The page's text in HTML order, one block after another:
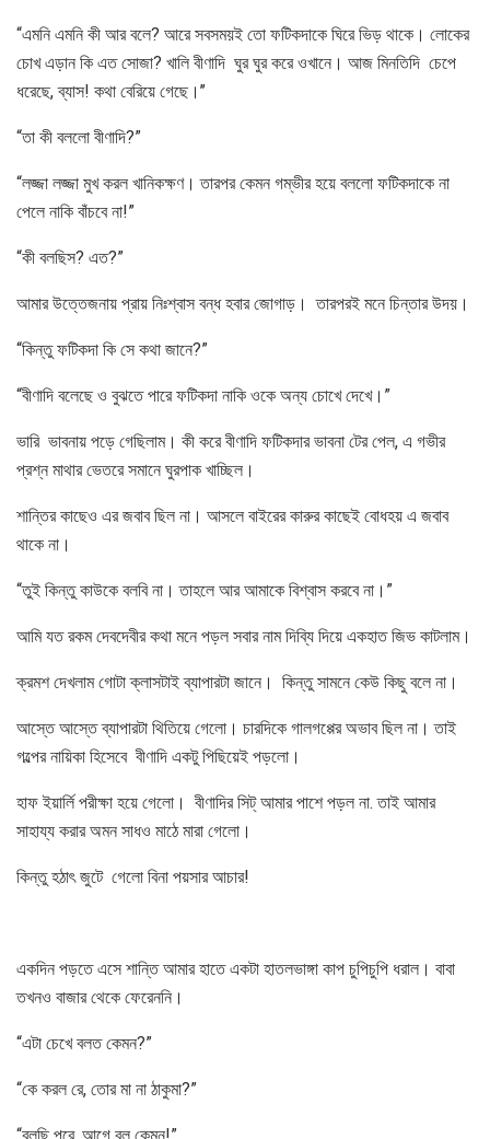
“এমনি এমনি কী আর বলে? আরে সবসময়ই তো ফটিকদাকে ঘিরে ভিড় থাকে। লোকের
চোখ এড়ান কি এত সোজা? খালি বীণাদি ঘুর ঘুর করে ওখানে। আজ মিনতিদি চেপে
ধরেছে, ব্যাস! কথা বেরিয়ে গেছে।’’
“তা কী বললো বীণাদি?”
“লজ্জা লজ্জা মুখ করল খানিকক্ষণ। তারপর কেমন গম্ভীর হয়ে বললো ফটিকদাকে না
পেলে নাকি বাঁচবে না!”
“কী বলছিস? এত?”
আমার উত্তেজনায় প্রায় নিঃশ্বাস বন্ধ হবার জোগাড়। তারপরই মনে চিন্তার উদয়।
“কিন্তু ফটিকদা কি সে কথা জানে?”
“বীণাদি বলেছে ও বুঝতে পারে ফটিকদা নাকি ওকে অন্য চোখে দেখে।”
ভারি ভাবনায় পড়ে গেছিলাম। কী করে বীণাদি ফটিকদার ভাবনা টের পেল, এ গভীর
প্রশ্ন মাথার ভেতরে সমানে ঘুরপাক খাচ্ছিল।
শান্তির কাছেও এর জবাব ছিল না। আসলে বাইরের কারুর কাছেই বোধহয় এ জবাব
থাকে না।
“তুই কিন্তু কাউকে বলবি না। তাহলে আর আমাকে বিশ্বাস করবে না।”
আমি যত রকম দেবদেবীর কথা মনে পড়ল সবার নাম দিব্যি দিয়ে একহাত জিভ কাটলাম।
ক্রমশ দেখলাম গোটা ক্লাসটাই ব্যাপারটা জানে। কিন্তু সামনে কেউ কিছু বলে না।
আস্তে আস্তে ব্যাপারটা থিতিয়ে গেলো। চারদিকে গালগপ্পের অভাব ছিল না। তাই
গল্পের নায়িকা হিসেবে বীণাদি একটু পিছিয়েই পড়লো।
হাফ ইয়ার্লি পরীক্ষা হয়ে গেলো। বীণাদির সিট্ আমার পাশে পড়ল না. তাই আমার
সাহায্য করার অমন সাধও মাঠে মারা গেলো।
কিন্তু হঠাৎ জুটে গেলো বিনা পয়সার আচার!
একদিন পড়তে এসে শান্তি আমার হাতে একটা হাতলভাঙ্গা কাপ চুপিচুপি ধরাল। বাবা
তখনও বাজার থেকে ফেরেননি।
“এটা চেখে বলত কেমন?”
“কে করল রে, তোর মা না ঠাকুমা?”